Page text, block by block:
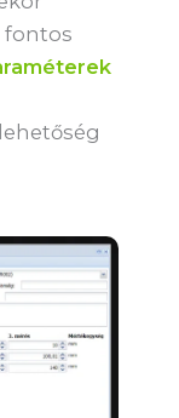
fontos